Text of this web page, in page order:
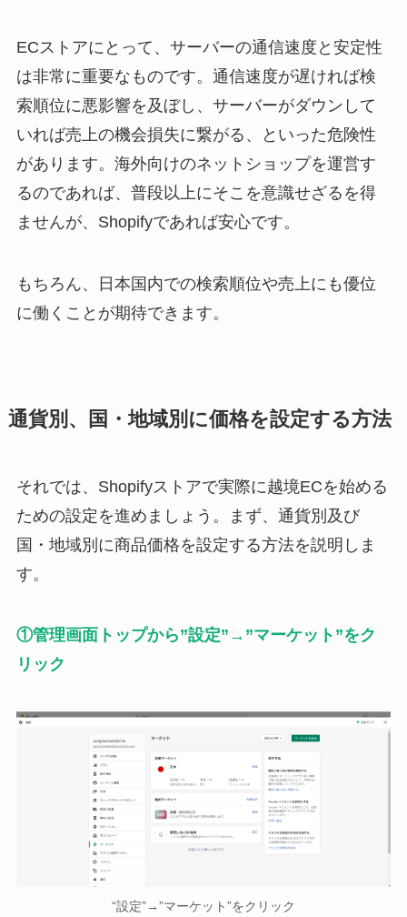
ECストアにとって、サーバーの通信速度と安定性
は非常に重要なものです。通信速度が遅ければ検
索順位に悪影響を及ぼし、サーバーがダウンして
いれば売上の機会損失に繋がる、といった危険性
があります。海外向けのネットショップを運営す
るのであれば、普段以上にそこを意識せざるを得
ませんが、Shopifyであれば安心です。
もちろん、日本国内での検索順位や売上にも優位
に働くことが期待できます。
通貨別、国・地域別に価格を設定する方法
それでは、Shopifyストアで実際に越境ECを始める
ための設定を進めましょう。まず、通貨別及び
国・地域別に商品価格を設定する方法を説明しま
す。
①管理画面トップから”設定”→”マーケット”をク
リック
“設定”→”マーケット”をクリック